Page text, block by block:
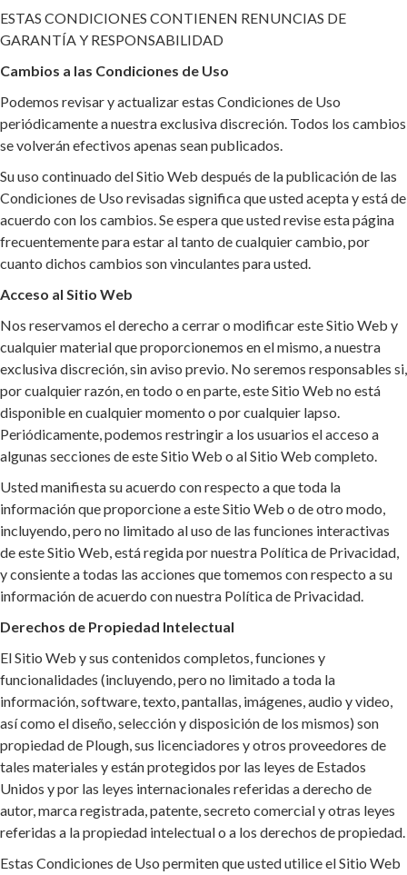
ESTAS CONDICIONES CONTIENEN RENUNCIAS DE
GARANTÍA Y RESPONSABILIDAD
Cambios a las Condiciones de Uso
Podemos revisar y actualizar estas Condiciones de Uso
periódicamente a nuestra exclusiva discreción. Todos los cambios
se volverán efectivos apenas sean publicados.
Su uso continuado del Sitio Web después de la publicación de las
Condiciones de Uso revisadas significa que usted acepta y está de
acuerdo con los cambios. Se espera que usted revise esta página
frecuentemente para estar al tanto de cualquier cambio, por
cuanto dichos cambios son vinculantes para usted.
Acceso al Sitio Web
Nos reservamos el derecho a cerrar o modificar este Sitio Web y
cualquier material que proporcionemos en el mismo, a nuestra
exclusiva discreción, sin aviso previo. No seremos responsables si,
por cualquier razón, en todo o en parte, este Sitio Web no está
disponible en cualquier momento o por cualquier lapso.
Periódicamente, podemos restringir a los usuarios el acceso a
algunas secciones de este Sitio Web o al Sitio Web completo.
Usted manifiesta su acuerdo con respecto a que toda la
información que proporcione a este Sitio Web o de otro modo,
incluyendo, pero no limitado al uso de las funciones interactivas
de este Sitio Web, está regida por nuestra Política de Privacidad,
y consiente a todas las acciones que tomemos con respecto a su
información de acuerdo con nuestra Política de Privacidad.
Derechos de Propiedad Intelectual
El Sitio Web y sus contenidos completos, funciones y
funcionalidades (incluyendo, pero no limitado a toda la
información, software, texto, pantallas, imágenes, audio y video,
así como el diseño, selección y disposición de los mismos) son
propiedad de Plough, sus licenciadores y otros proveedores de
tales materiales y están protegidos por las leyes de Estados
Unidos y por las leyes internacionales referidas a derecho de
autor, marca registrada, patente, secreto comercial y otras leyes
referidas a la propiedad intelectual o a los derechos de propiedad.
Estas Condiciones de Uso permiten que usted utilice el Sitio Web